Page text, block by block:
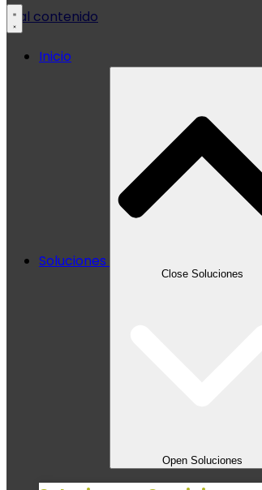
Ir al contenido
Inicio
Soluciones
Close Soluciones
Open Soluciones